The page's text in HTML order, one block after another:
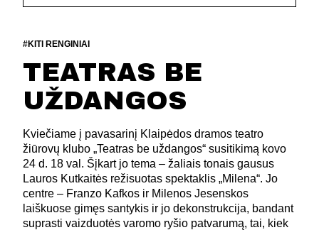
#KITI RENGINIAI
TEATRAS BE
UŽDANGOS
Kviečiame į pavasarinį Klaipėdos dramos teatro
žiūrovų klubo „Teatras be uždangos“ susitikimą kovo
24 d. 18 val. Šįkart jo tema – žaliais tonais gausus
Lauros Kutkaitės režisuotas spektaklis „Milena“. Jo
centre – Franzo Kafkos ir Milenos Jesenskos
laiškuose gimęs santykis ir jo dekonstrukcija, bandant
suprasti vaizduotės varomo ryšio patvarumą, tai, kiek